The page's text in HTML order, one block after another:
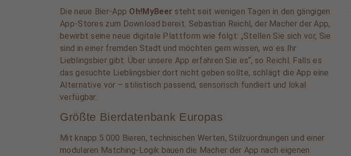
Die neue Bier-App Oh!MyBeer steht seit wenigen Tagen in den gängigen
App-Stores zum Download bereit. Sebastian Reichl, der Macher der App,
bewirbt seine neue digitale Plattform wie folgt: „Stellen Sie sich vor, Sie
sind in einer fremden Stadt und möchten gern wissen, wo es Ihr
Lieblingsbier gibt. Über unsere App erfahren Sie es“, so Reichl. Falls es
das gesuchte Lieblingsbier dort nicht geben sollte, schlägt die App eine
Alternative vor – stilistisch passend, sensorisch fundiert und lokal
verfügbar.
Größte Bierdatenbank Europas
Mit knapp 5.000 Bieren, technischen Werten, Stilzuordnungen und einer
modularen Matching-Logik bauen die Macher der App nach eigenen